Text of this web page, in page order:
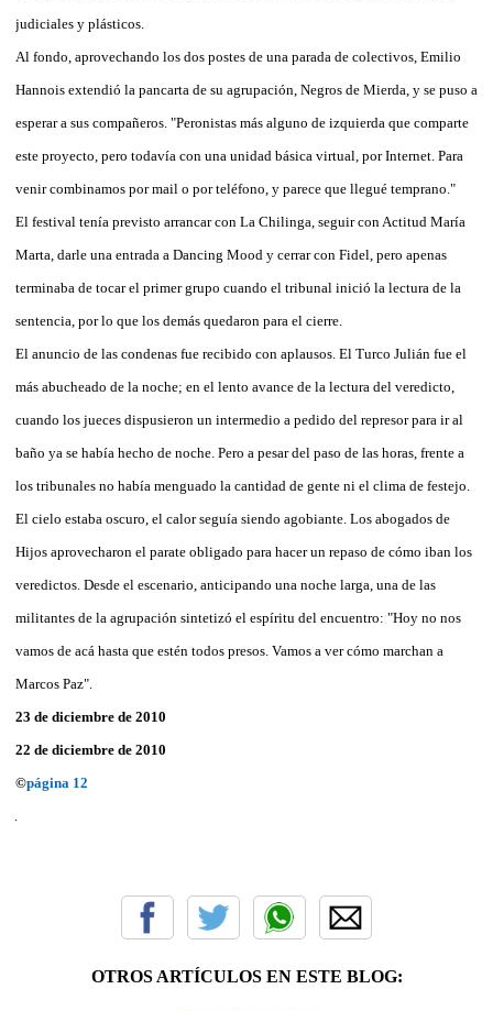
judiciales y plásticos.
Al fondo, aprovechando los dos postes de una parada de colectivos, Emilio
Hannois extendió la pancarta de su agrupación, Negros de Mierda, y se puso a
esperar a sus compañeros. "Peronistas más alguno de izquierda que comparte
este proyecto, pero todavía con una unidad básica virtual, por Internet. Para
venir combinamos por mail o por teléfono, y parece que llegué temprano."
El festival tenía previsto arrancar con La Chilinga, seguir con Actitud María
Marta, darle una entrada a Dancing Mood y cerrar con Fidel, pero apenas
terminaba de tocar el primer grupo cuando el tribunal inició la lectura de la
sentencia, por lo que los demás quedaron para el cierre.
El anuncio de las condenas fue recibido con aplausos. El Turco Julián fue el
más abucheado de la noche; en el lento avance de la lectura del veredicto,
cuando los jueces dispusieron un intermedio a pedido del represor para ir al
baño ya se había hecho de noche. Pero a pesar del paso de las horas, frente a
los tribunales no había menguado la cantidad de gente ni el clima de festejo.
El cielo estaba oscuro, el calor seguía siendo agobiante. Los abogados de
Hijos aprovecharon el parate obligado para hacer un repaso de cómo iban los
veredictos. Desde el escenario, anticipando una noche larga, una de las
militantes de la agrupación sintetizó el espíritu del encuentro: "Hoy no nos
vamos de acá hasta que estén todos presos. Vamos a ver cómo marchan a
Marcos Paz".
23 de diciembre de 2010
22 de diciembre de 2010
©página 12
OTROS ARTÍCULOS EN ESTE BLOG: